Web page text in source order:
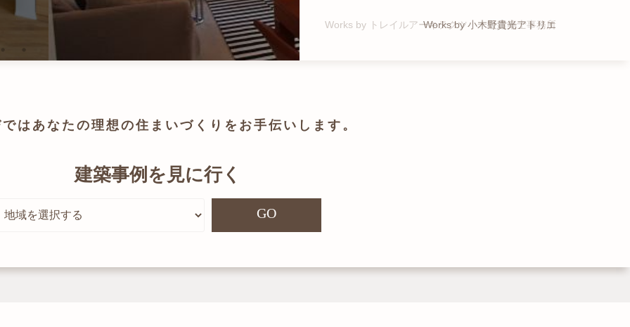
Works by 小木野貴光アトリエ
Works by トレイルアーキテクツ 一級建築士事務所
Works by ZAG空間設計舎
Works by ZAG空間設計舎
は あなたの理想の住まいづくりを お手伝いします。
建築事例を見に行く
GO